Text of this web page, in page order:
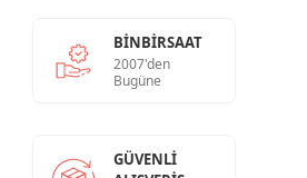
BINBIRSAAT
2007'den
Bugüne
GÜVENLI